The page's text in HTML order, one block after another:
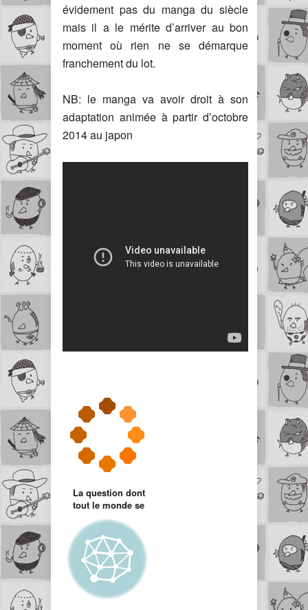
évidement pas du manga du siècle
mais il a le mérite d’arriver au bon
moment où rien ne se démarque
franchement du lot.
NB: le manga va avoir droit à son
adaptation animée à partir d’octobre
2014 au japon
La question dont
tout le monde se
fout #1 : Ranma 1/2